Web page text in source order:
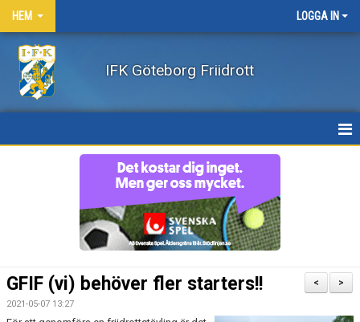
HEM LOGGA IN
IFK Göteborg Friidrott
KLÄDER
>
<
GFIF (vi) behöver fler starters!!
2021-05-07 13:27